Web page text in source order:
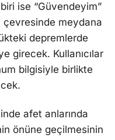
ise “Güvendeyim”
çevresinde meydana
depremlerde
girecek. Kullanıcılar
bilgisiyle birlikte
afet anlarında
önüne geçilmesinin